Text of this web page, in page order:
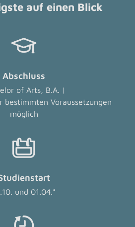
auf einen Blick
Abschluss
of Arts, B.A. |
bestimmten Voraussetzungen
möglich
und 01.04.*